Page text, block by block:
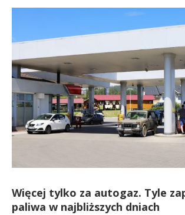
Więcej tylko za autogaz. Tyle
paliwa w najbliższych dniach